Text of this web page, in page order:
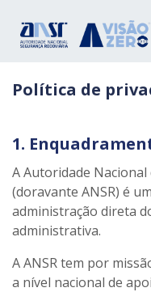
Política de
1.
A Autoridade
(doravante ANSR) é
administração direta
administrativa.
A ANSR tem por
a nível nacional de